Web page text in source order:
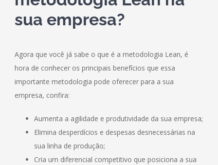
sua empresa?
Agora que você já sabe o que é a metodologia Lean, é
hora de conhecer os principais benefícios que essa
importante metodologia pode oferecer para a sua
empresa, confira:
Aumenta a agilidade e produtividade da sua empresa;
Elimina desperdícios e despesas desnecessárias na
sua linha de produção;
Cria um diferencial competitivo que posiciona a sua